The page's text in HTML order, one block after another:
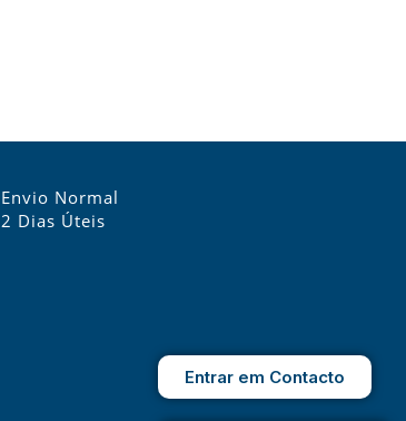
Envio Normal
2 Dias Úteis
Entrar em Contacto